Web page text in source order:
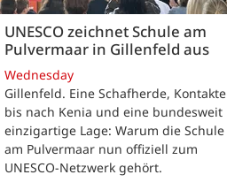
UNESCO zeichnet Schule am
Pulvermaar in Gillenfeld aus
Wednesday
Gillenfeld. Eine Schafherde, Kontakte
bis nach Kenia und eine bundesweit
einzigartige Lage: Warum die Schule
am Pulvermaar nun offiziell zum
UNESCO-Netzwerk gehört.